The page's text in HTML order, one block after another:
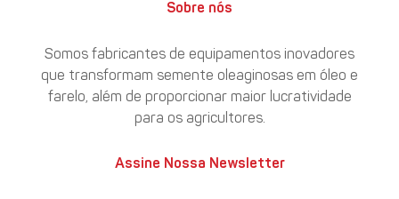
Sobre nós
Somos fabricantes de equipamentos inovadores
que transformam semente oleaginosas em óleo e
farelo, além de proporcionar maior lucratividade
para os agricultores.
Assine Nossa Newsletter